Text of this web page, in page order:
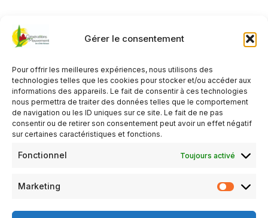
Gérer le consentement
Pour offrir les meilleures expériences, nous utilisons des
technologies telles que les cookies pour stocker et/ou accéder aux
informations des appareils. Le fait de consentir à ces technologies
nous permettra de traiter des données telles que le comportement
de navigation ou les ID uniques sur ce site. Le fait de ne pas
consentir ou de retirer son consentement peut avoir un effet négatif
sur certaines caractéristiques et fonctions.
Fonctionnel Toujours activé
Marketing
Description du club (nb d’adhérents ses
activités, …)
Laisser un commentaire
Vous devez
pour publier un